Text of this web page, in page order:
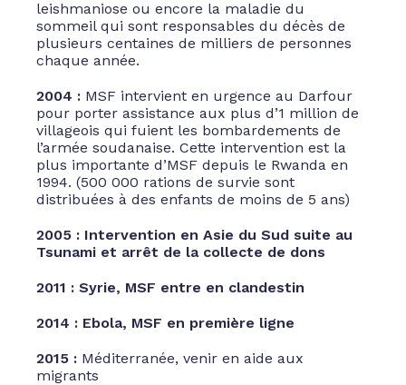
leishmaniose ou encore la maladie du
sommeil qui sont responsables du décès de
plusieurs centaines de milliers de personnes
chaque année.
2004 : MSF intervient en urgence au Darfour
pour porter assistance aux plus d’1 million de
villageois qui fuient les bombardements de
l’armée soudanaise. Cette intervention est la
plus importante d’MSF depuis le Rwanda en
1994. (500 000 rations de survie sont
distribuées à des enfants de moins de 5 ans)
2005 : Intervention en Asie du Sud suite au
Tsunami et arrêt de la collecte de dons
2011 : Syrie, MSF entre en clandestin
2014 : Ebola, MSF en première ligne
2015 : Méditerranée, venir en aide aux
migrants